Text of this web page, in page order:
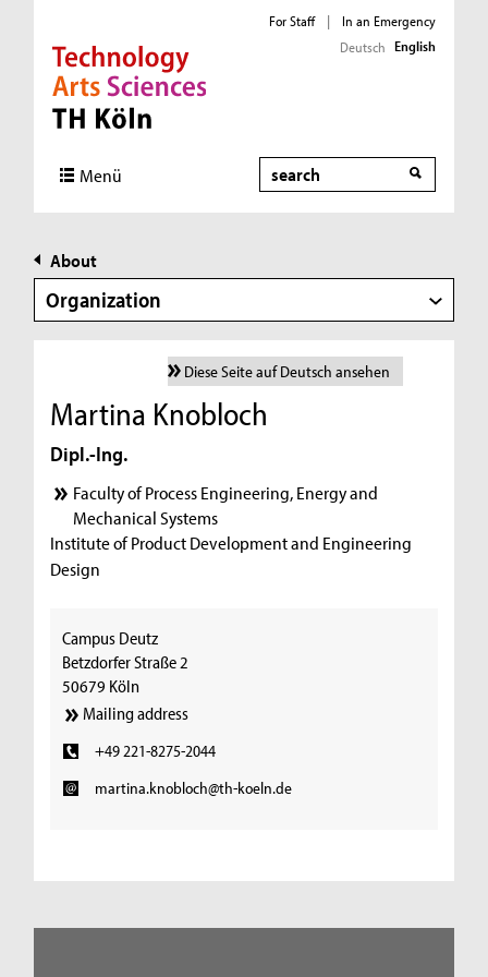
Direkt zur Hauptnavigation
Direkt zur Subnavigation
Direkt zum Inhalt
Direkt zum Fußbereich
For Staff |
In an Emergency
Deutsch English
Menü Search
About
Organization
Diese Seite auf Deutsch ansehen
Martina Knobloch
Dipl.-Ing.
Faculty of Process Engineering, Energy and
Mechanical Systems
Institute of Product Development and Engineering
Design
Campus Deutz
Betzdorfer Straße 2
50679 Köln
Mailing address
+49 221-8275-2044
martina.knobloch@th-koeln.de